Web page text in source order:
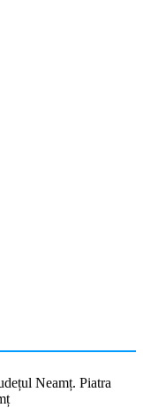
Neamț. Piatra